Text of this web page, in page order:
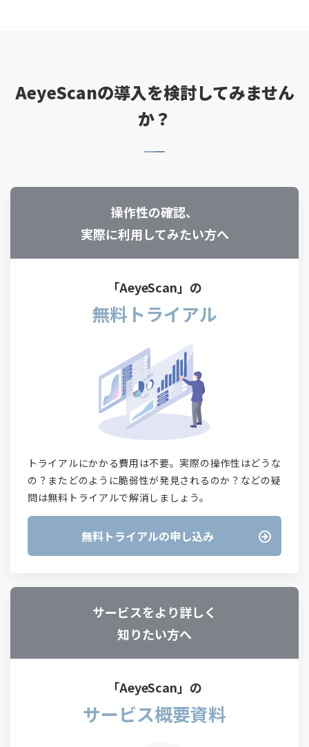
AeyeScanの導入を検討してみません
か？
操作性の確認、
実際に利用してみたい方へ
「AeyeScan」の
無料トライアル
トライアルにかかる費用は不要。実際の操作性はどうな
の？またどのように脆弱性が発見されるのか？などの疑
問は無料トライアルで解消しましょう。
無料トライアルの申し込み
サービスをより詳しく
知りたい方へ
「AeyeScan」の
サービス概要資料